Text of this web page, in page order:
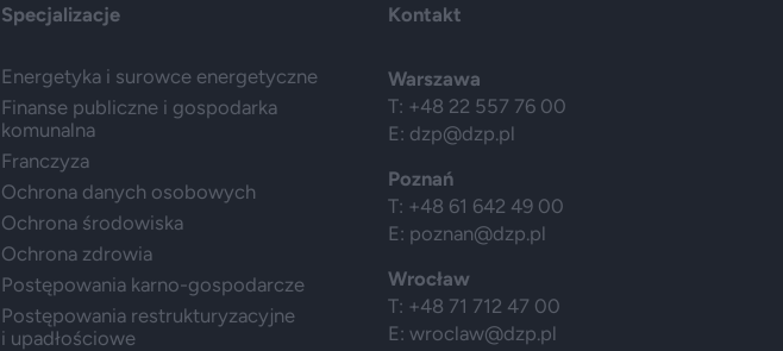
Specjalizacje
Energetyka i surowce energetyczne
Finanse publiczne i gospodarka
komunalna
Franczyza
Ochrona danych osobowych
Ochrona środowiska
Ochrona zdrowia
Postępowania karno-gospodarcze
Postępowania restrukturyzacyjne
i upadłościowe
Kontakt
Warszawa
T: +48 22 557 76 00
E: dzp@dzp.pl
Poznań
T: +48 61 642 49 00
E: poznan@dzp.pl
Wrocław
T: +48 71 712 47 00
E: wroclaw@dzp.pl